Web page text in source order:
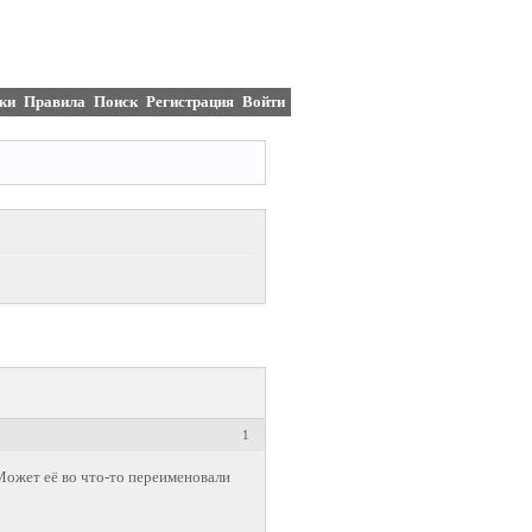
Правила Поиск Регистрация Войти
1
её во что-то переименовали